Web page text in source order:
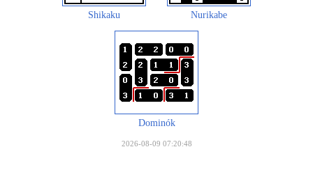
Shikaku Nurikabe
Dominók
2026-08-09 07:20:48